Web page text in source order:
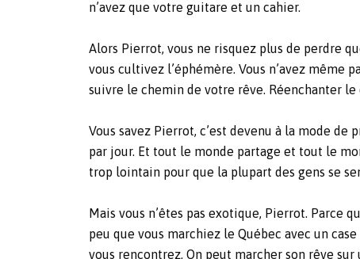
n’avez que votre guitare et un cahier.
Alors Pierrot, vous ne risquez plus de perdre
vous cultivez l’éphémère. Vous n’avez même
suivre le chemin de votre rêve. Réenchanter
Vous savez Pierrot, c’est devenu à la mode
par jour. Et tout le monde partage et tout le
trop lointain pour que la plupart des gens se
Mais vous n’êtes pas exotique, Pierrot. Parce
peu que vous marchiez le Québec avec un
vous rencontrez. On peut marcher son rêve